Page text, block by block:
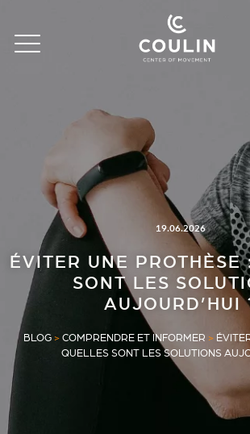
19.06.2026
ÉVITER UNE PROTHÈSE
SONT LES
AUJOURD’HUI
BLOG> COMPRENDRE ET INFORMER >
QUELLES SONT LES SOLUTIONS